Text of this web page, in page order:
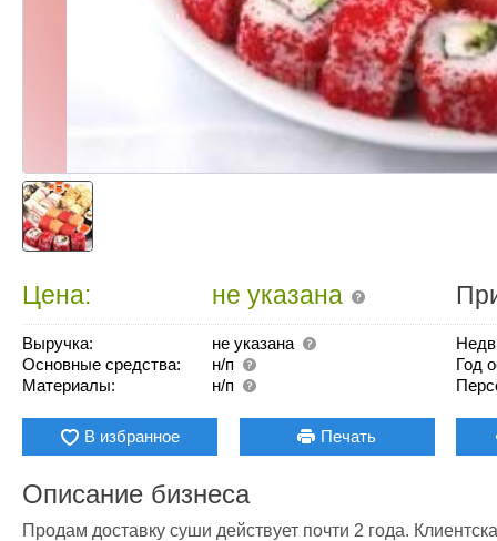
Цена: не указана
Выручка:
не указана
Основные средства:
н/п
Материалы:
н/п
Год
В избранное Печать
Описание бизнеса
Продам доставку суши действует почти 2 года.